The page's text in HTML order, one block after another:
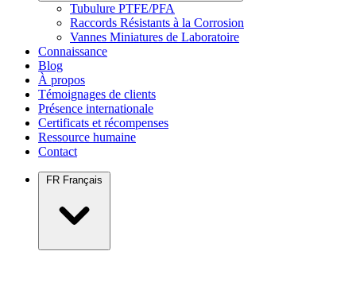
Tubulure PTFE/PFA
Raccords Résistants à la Corrosion
Vannes Miniatures de Laboratoire
Connaissance
Blog
À propos
Témoignages de clients
Présence internationale
Certificats et récompenses
Ressource humaine
Contact
FR Français